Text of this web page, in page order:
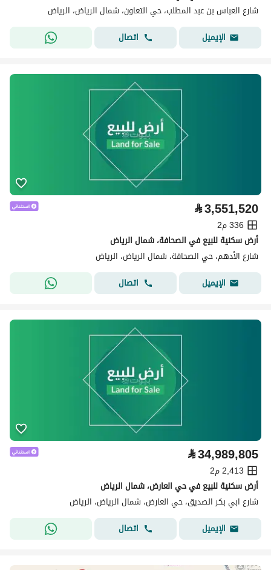
شارع العباس بن عبد المطلب، حي التعاون، شمال الرياض، الرياض
الإيميل
اتصال
⃁3,551,520
336 م2
أرض سكنية للبيع في الصحافة، شمال الرياض
شارع الأدهم، حي الصحافة، شمال الرياض، الرياض
الإيميل
اتصال
⃁34,989,805
2,413 م2
أرض سكنية للبيع في حي العارض، شمال الرياض
شارع ابي بكر الصديق، حي العارض، شمال الرياض، الرياض
الإيميل
اتصال